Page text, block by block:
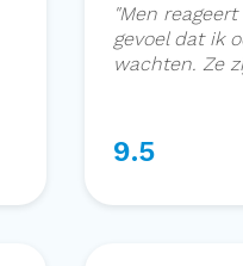
"Men
gevoel dat ik
wachten. Ze
9.5